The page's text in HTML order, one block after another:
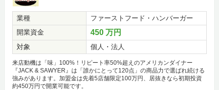
業種
ファーストフード・ハンバーガー
開業資金
450 万円
対象 個人・法人
来店動機は「味」100%！リピート率50%超えのアメリカンダイナー
『JACK & SAWYER』は「誰かにとって120点」の商品力で選ばれ続ける
強みがあります。加盟金は先着5店舗限定100万円、居抜きなら初期投資
約450万円で開業可能です。